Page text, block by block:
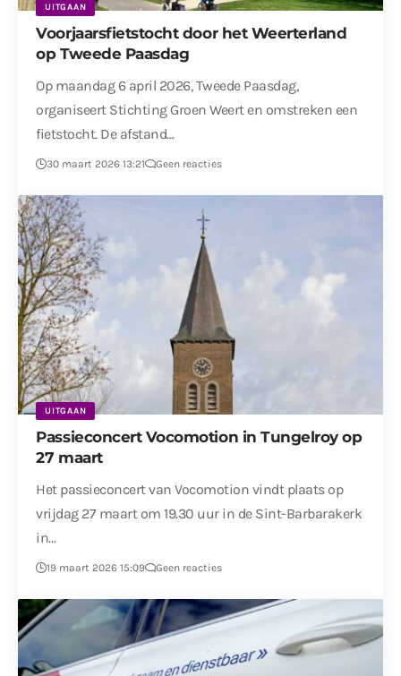
UITGAAN
Voorjaarsfietstocht door het Weerterland
op Tweede Paasdag
Op maandag 6 april 2026, Tweede Paasdag,
organiseert Stichting Groen Weert en omstreken een
fietstocht. De afstand…
30 maart 2026 13:21 Geen reacties
UITGAAN
Passieconcert Vocomotion in Tungelroy op
27 maart
Het passieconcert van Vocomotion vindt plaats op
vrijdag 27 maart om 19.30 uur in de Sint-Barbarakerk
in…
19 maart 2026 15:09 Geen reacties